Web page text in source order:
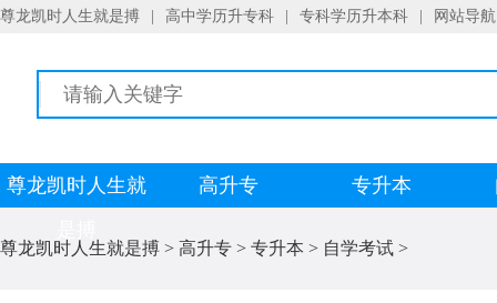
尊龙凯时人生就是搏 高中学历升专科 专科学历升本科 网站导航
尊龙凯时人生就
高升专 专升本
尊龙凯时人生就是搏 > 高升专 > 专升本 > 自学考试 >